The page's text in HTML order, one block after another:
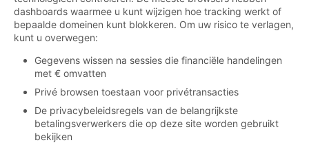
dashboards waarmee u kunt wijzigen hoe tracking werkt of
bepaalde domeinen kunt blokkeren. Om uw risico te verlagen,
kunt u overwegen:
Gegevens wissen na sessies die financiële handelingen
met € omvatten
Privé browsen toestaan voor privétransacties
De privacybeleidsregels van de belangrijkste
betalingsverwerkers die op deze site worden gebruikt
bekijken